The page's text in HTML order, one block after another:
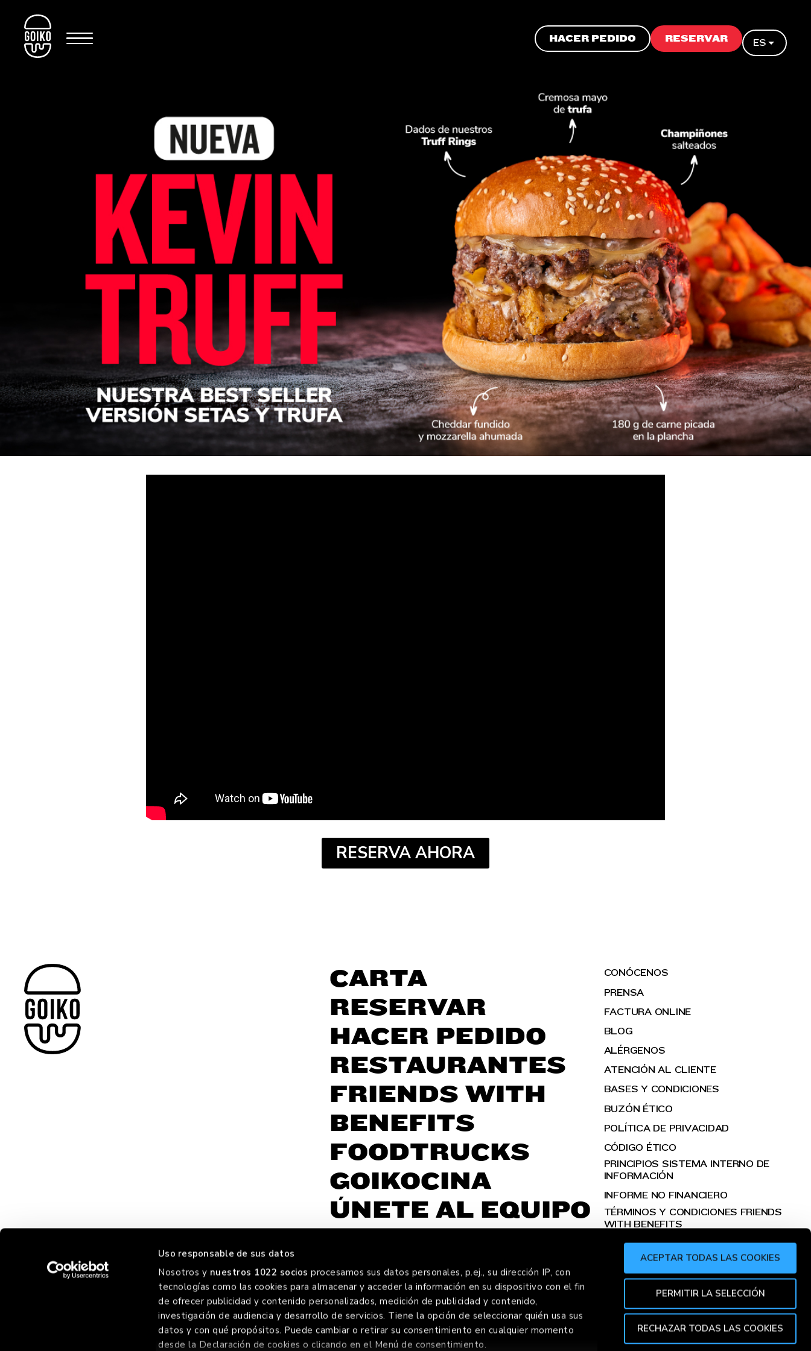
Uso responsable de sus datos
Nosotros y nuestros 1022 socios procesamos sus datos personales, p.ej., su dirección IP, con
tecnologías como las cookies para almacenar y acceder la información en su dispositivo con el fin
de ofrecer publicidad y contenido personalizados, medición de publicidad y contenido,
investigación de audiencia y desarrollo de servicios. Tiene la opción de seleccionar quién usa sus
datos y con qué propósitos. Puede cambiar o retirar su consentimiento en cualquier momento
desde la Declaración de cookies o clicando en el Menú de consentimiento.
ACEPTAR TODAS LAS COOKIES
PERMITIR LA SELECCIÓN
RECHAZAR TODAS LAS COOKIES
HACER PEDIDO RESERVAR ES
RESERVA AHORA
CARTA
RESERVAR
HACER PEDIDO
RESTAURANTES
FRIENDS WITH
BENEFITS
FOODTRUCKS
GOIKOCINA
ÚNETE AL EQUIPO
CONÓCENOS
PRENSA
FACTURA ONLINE
BLOG
ALÉRGENOS
ATENCIÓN AL CLIENTE
BASES Y CONDICIONES
BUZÓN ÉTICO
POLÍTICA DE PRIVACIDAD
CÓDIGO ÉTICO
PRINCIPIOS SISTEMA INTERNO DE
INFORMACIÓN
INFORME NO FINANCIERO
TÉRMINOS Y CONDICIONES FRIENDS
WITH BENEFITS
FOREVER